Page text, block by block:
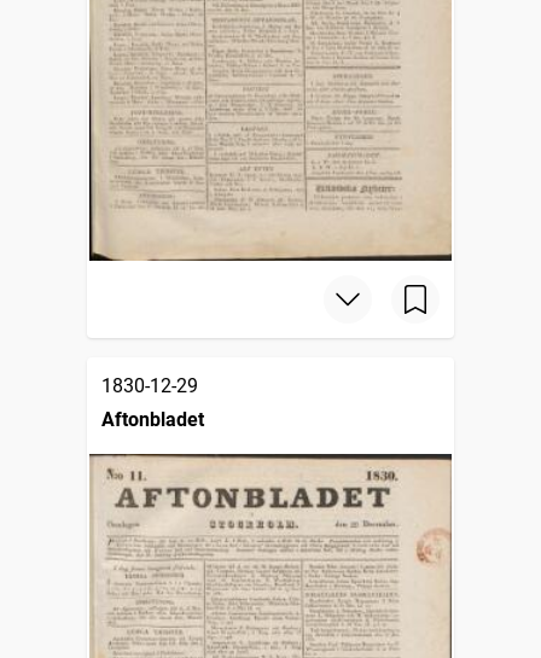
1830-12-29
Aftonbladet